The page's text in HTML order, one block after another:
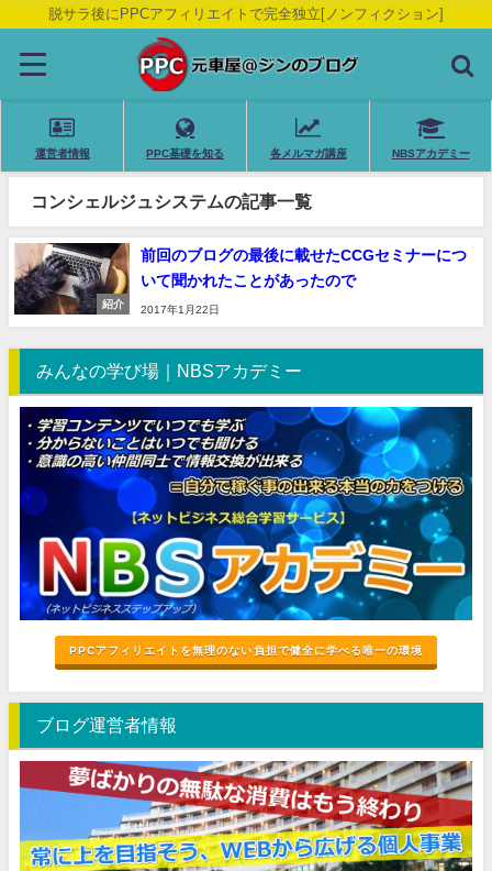
脱サラ後にPPCアフィリエイトで完全独立[ノンフィクション]
運営者情報 PPC基礎を知る 各メルマガ講座 NBSアカデミー
コンシェルジュシステムの記事一覧
紹介
前回のブログの最後に載せたCCGセミナーにつ
いて聞かれたことがあったので
2017年1月22日
みんなの学び場｜NBSアカデミー
PPCアフィリエイトを無理のない負担で健全に学べる唯一の環境
ブログ運営者情報